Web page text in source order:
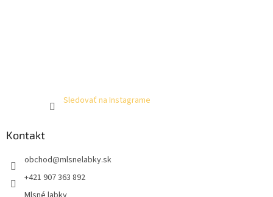
Sledovať na Instagrame
Kontakt
obchod@mlsnelabky.sk
+421 907 363 892